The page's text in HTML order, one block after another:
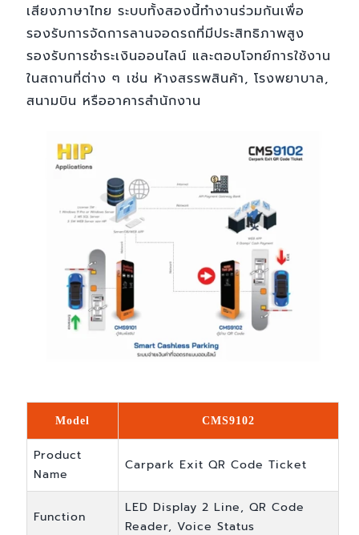
เสียงภาษาไทย ระบบทั้งสองนี้ทำงานร่วมกันเพื่อ
รองรับการจัดการลานจอดรถที่มีประสิทธิภาพสูง
รองรับการชำระเงินออนไลน์ และตอบโจทย์การใช้งาน
ในสถานที่ต่าง ๆ เช่น ห้างสรรพสินค้า, โรงพยาบาล,
สนามบิน หรืออาคารสำนักงาน
Model CMS9102
Product
Name
Carpark Exit QR Code Ticket
Function
LED Display 2 Line, QR Code
Reader, Voice Status